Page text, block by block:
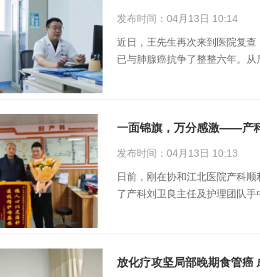
发布时间：04月13日 10:14
近日，王先生再次来到医院复查
已与肺腺癌抗争了整整六年。从
一面锦旗，万分感激——产
发布时间：04月13日 10:13
日前，刚在协和江北医院产科
了产科刘卫良主任及护理团队手
放化疗攻坚局部晚期食管癌